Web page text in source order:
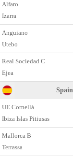
Alfaro
Izarra
Anguiano
Utebo
Real Sociedad C
Ejea
UE Cornellà
Ibiza Islas Pitiusas
Mallorca B
Terrassa